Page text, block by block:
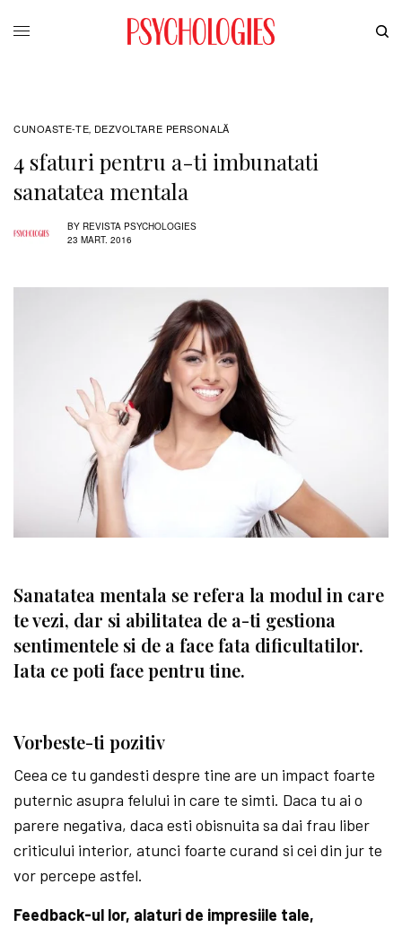
CUNOASTE-TE, DEZVOLTARE PERSONALĂ
4 sfaturi pentru a-ti imbunatati
sanatatea mentala
BY REVISTA PSYCHOLOGIES
23 MART. 2016
Sanatatea mentala se refera la modul in care
te vezi, dar si abilitatea de a-ti gestiona
sentimentele si de a face fata dificultatilor.
Iata ce poti face pentru tine.
Vorbeste-ti pozitiv
Ceea ce tu gandesti despre tine are un impact foarte
puternic asupra felului in care te simti. Daca tu ai o
parere negativa, daca esti obisnuita sa dai frau liber
criticului interior, atunci foarte curand si cei din jur te
vor percepe astfel.
Feedback-ul lor, alaturi de impresiile tale,